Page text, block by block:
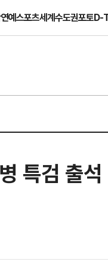
연예스포츠세계수도권포토D-
특검 출석